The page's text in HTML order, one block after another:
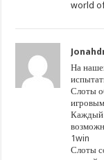
world
На
Слоты
Каждый
1win
Слоты